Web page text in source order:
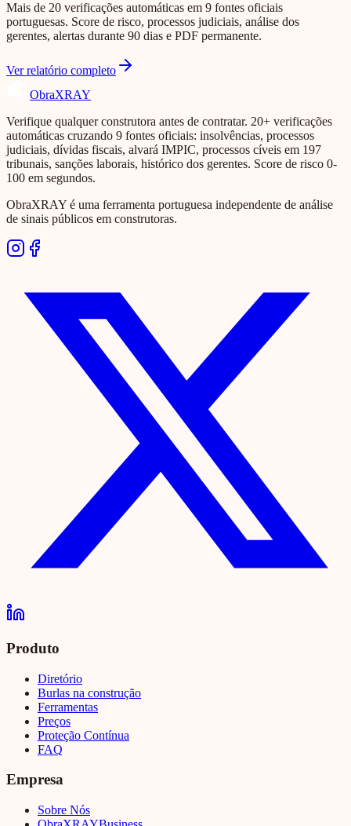
Mais de 20 verificações automáticas em 9 fontes oficiais
portuguesas. Score de risco, processos judiciais, análise dos
gerentes, alertas durante 90 dias e PDF permanente.
Ver relatório completo
ObraXRAY
Verifique qualquer construtora antes de contratar. 20+ verificações
automáticas cruzando 9 fontes oficiais: insolvências, processos
judiciais, dívidas fiscais, alvará IMPIC, processos cíveis em 197
tribunais, sanções laborais, histórico dos gerentes. Score de risco 0-
100 em segundos.
ObraXRAY é uma ferramenta portuguesa independente de análise
de sinais públicos em construtoras.
Produto
Diretório
Burlas na construção
Ferramentas
Preços
Proteção Contínua
FAQ
Empresa
Sobre Nós